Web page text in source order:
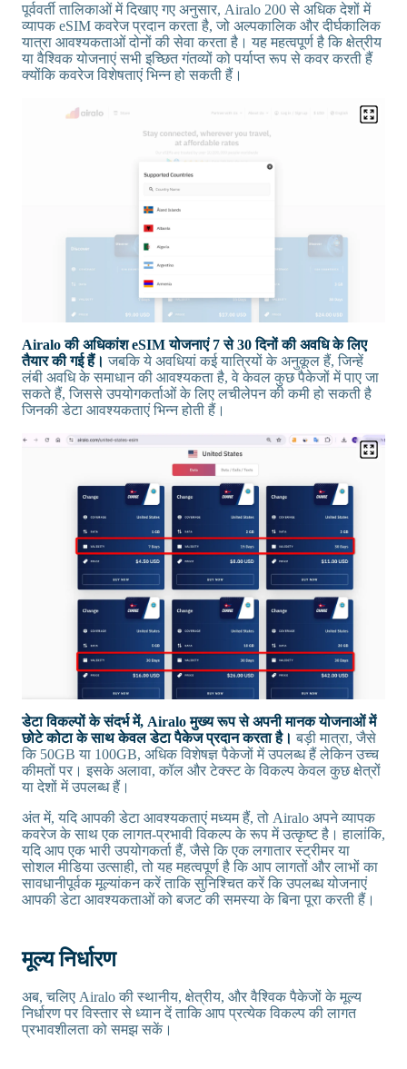
पूर्ववर्ती तालिकाओं में दिखाए गए अनुसार, Airalo 200 से अधिक देशों में
व्यापक eSIM कवरेज प्रदान करता है, जो अल्पकालिक और दीर्घकालिक
यात्रा आवश्यकताओं दोनों की सेवा करता है। यह महत्वपूर्ण है कि क्षेत्रीय
या वैश्विक योजनाएं सभी इच्छित गंतव्यों को पर्याप्त रूप से कवर करती हैं
क्योंकि कवरेज विशेषताएं भिन्न हो सकती हैं।
Airalo की अधिकांश eSIM योजनाएं 7 से 30 दिनों की अवधि के लिए
तैयार की गई हैं।जबकि ये अवधियां कई यात्रियों के अनुकूल हैं, जिन्हें
लंबी अवधि के समाधान की आवश्यकता है, वे केवल कुछ पैकेजों में पाए जा
सकते हैं, जिससे उपयोगकर्ताओं के लिए लचीलेपन की कमी हो सकती है
जिनकी डेटा आवश्यकताएं भिन्न होती हैं।
डेटा विकल्पों के संदर्भ में, Airalo मुख्य रूप से अपनी मानक योजनाओं में
छोटे कोटा के साथ केवल डेटा पैकेज प्रदान करता है। बड़ी मात्रा, जैसे
कि 50GB या 100GB, अधिक विशेषज्ञ पैकेजों में उपलब्ध हैं लेकिन उच्च
कीमतों पर। इसके अलावा, कॉल और टेक्स्ट के विकल्प केवल कुछ क्षेत्रों
या देशों में उपलब्ध हैं।
अंत में, यदि आपकी डेटा आवश्यकताएं मध्यम हैं, तो Airalo अपने व्यापक
कवरेज के साथ एक लागत-प्रभावी विकल्प के रूप में उत्कृष्ट है। हालांकि,
यदि आप एक भारी उपयोगकर्ता हैं, जैसे कि एक लगातार स्ट्रीमर या
सोशल मीडिया उत्साही, तो यह महत्वपूर्ण है कि आप लागतों और लाभों का
सावधानीपूर्वक मूल्यांकन करें ताकि सुनिश्चित करें कि उपलब्ध योजनाएं
आपकी डेटा आवश्यकताओं को बजट की समस्या के बिना पूरा करती हैं।
मूल्य निर्धारण
अब, चलिए Airalo की स्थानीय, क्षेत्रीय, और वैश्विक पैकेजों के मूल्य
निर्धारण पर विस्तार से ध्यान दें ताकि आप प्रत्येक विकल्प की लागत
प्रभावशीलता को समझ सकें।